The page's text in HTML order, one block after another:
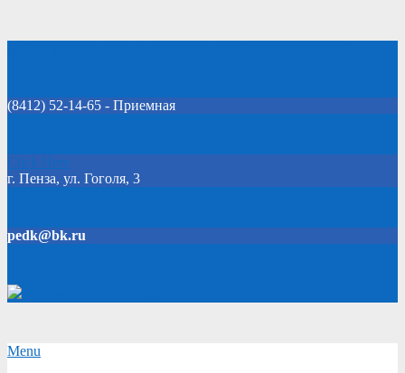
(8412) 52-14-65 - Приемная
Click Here
г. Пенза, ул. Гоголя, 3
pedk@bk.ru
Secondary
Menu